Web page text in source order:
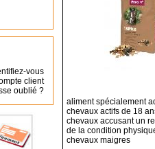
vous
client
oublié ?
aliment spécialement
chevaux actifs de 18
chevaux accusant un
de la condition
chevaux maigres